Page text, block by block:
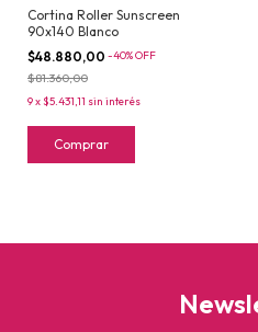
Cortina Roller Sunscreen
90x140 Blanco
$48.880,00 -40%OFF
$81.360,00
9x$5.431,11 sin interés
Comprar